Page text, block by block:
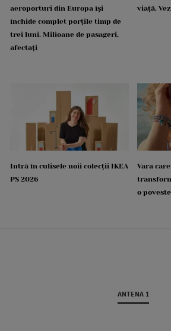
aeroporturi din Europa își
închide complet porțile timp de
trei luni. Milioane de pasageri,
afectați
viață.
Intră în culisele noii colecții IKEA
PS 2026
Vara
o
ANTENA 1